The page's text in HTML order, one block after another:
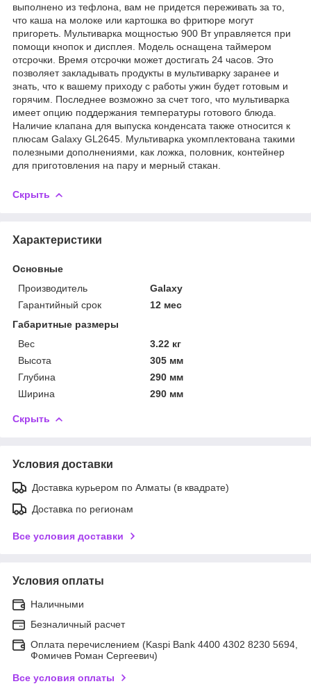
выполнено из тефлона, вам не придется переживать за то,
что каша на молоке или картошка во фритюре могут
пригореть. Мультиварка мощностью 900 Вт управляется при
помощи кнопок и дисплея. Модель оснащена таймером
отсрочки. Время отсрочки может достигать 24 часов. Это
позволяет закладывать продукты в мультиварку заранее и
знать, что к вашему приходу с работы ужин будет готовым и
горячим. Последнее возможно за счет того, что мультиварка
имеет опцию поддержания температуры готового блюда.
Наличие клапана для выпуска конденсата также относится к
плюсам Galaxy GL2645. Мультиварка укомплектована такими
полезными дополнениями, как ложка, половник, контейнер
для приготовления на пару и мерный стакан.
Скрыть
Характеристики
Основные
Производитель
Galaxy
Гарантийный срок
12 мес
Габаритные размеры
Вес
3.22 кг
Высота
305 мм
Глубина
290 мм
Ширина
290 мм
Скрыть
Условия доставки
Доставка курьером по Алматы (в квадрате)
Доставка по регионам
Все условия доставки
Условия оплаты
Наличными
Безналичный расчет
Оплата перечислением (Kaspi Bank 4400 4302 8230 5694,
Фомичев Роман Сергеевич)
Все условия оплаты